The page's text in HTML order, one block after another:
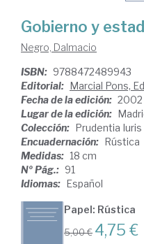
Gobierno y
Negro, Dalmacio
ISBN: 9788472489943
Editorial: Marcial Pons,
Fecha de la edición: 2002
Lugar de la edición:
Colección: Prudentia Iuris
Encuadernación: Rústica
Medidas: 18 cm
Nº Pág.: 91
Idiomas: Español
Papel: Rústica
5,00 € 4,75 €